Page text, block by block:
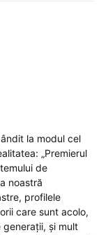
la modul cel
„Premierul
de
noastră
profilele
care sunt acolo,
şi mult